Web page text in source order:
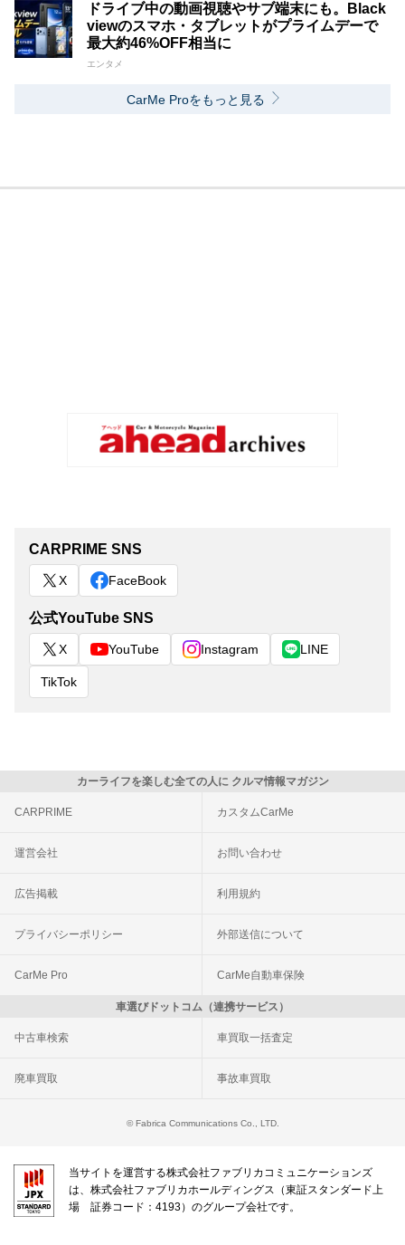
ドライブ中の動画視聴やサブ端末にも。Black
viewのスマホ・タブレットがプライムデーで
最大約46%OFF相当に
エンタメ
CarMe Proをもっと見る
CARPRIME SNS
X FaceBook
公式YouTube SNS
X YouTube Instagram LINE
TikTok
カーライフを楽しむ全ての人に クルマ情報マガジン
CARPRIME カスタムCarMe
運営会社 お問い合わせ
広告掲載 利用規約
プライバシーポリシー 外部送信について
CarMe Pro CarMe自動車保険
車選びドットコム（連携サービス）
中古車検索 車買取一括査定
廃車買取 事故車買取
© Fabrica Communications Co., LTD.
当サイトを運営する株式会社ファブリカコミュニケーションズ
は、株式会社ファブリカホールディングス（東証スタンダード上
場 証券コード：4193）のグループ会社です。